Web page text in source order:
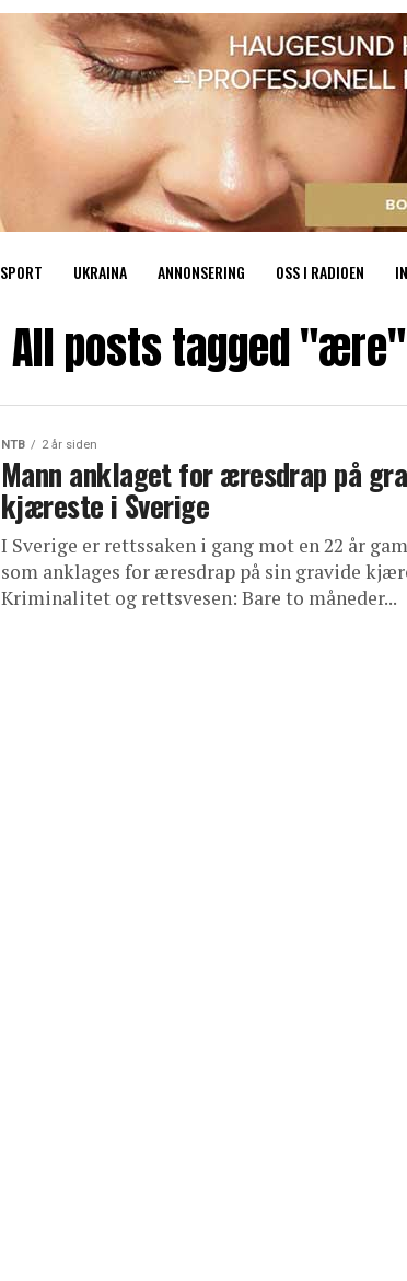
SPORT UKRAINA ANNONSERING OSS I RADIOEN
All posts tagged "ære"
NTB 2 år siden
Mann anklaget for æresdrap på
kjæreste i Sverige
I Sverige er rettssaken i gang mot en 22 år
som anklages for æresdrap på sin gravide
Kriminalitet og rettsvesen: Bare to måneder...